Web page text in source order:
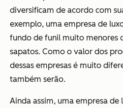
diversificam de acordo com
exemplo, uma empresa de
fundo de funil muito menores
sapatos. Como o valor dos
dessas empresas é muito
também serão.
Ainda assim, uma empresa de